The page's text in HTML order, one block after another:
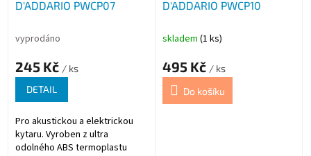
D'ADDARIO PWCP07
vyprodáno
245 Kč / ks
DETAIL
Pro akustickou a elektrickou
kytaru. Vyroben z ultra
odolného ABS termoplastu
D'ADDARIO PWCP10
skladem (1 ks)
495 Kč / ks
Do košíku